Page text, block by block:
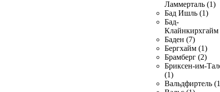
Ламмерталь (1)
Бад Ишль (1)
Бад-
Клайнкирхгайм
Баден (7)
Бергхайм (1)
Брамберг (2)
Бриксен-им-
(1)
Вальдфиртель